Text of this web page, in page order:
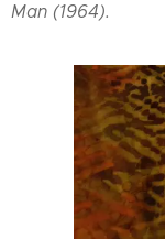
Man (1964).